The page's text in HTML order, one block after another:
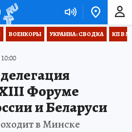
ВОЕНКОРЫ УКРАИНА: СВОДКА КП В
XIII Форуме
и Беларуси
в Минске